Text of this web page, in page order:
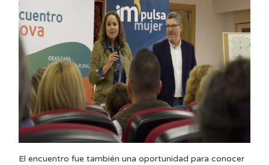
El encuentro fue también una oportunidad para conocer